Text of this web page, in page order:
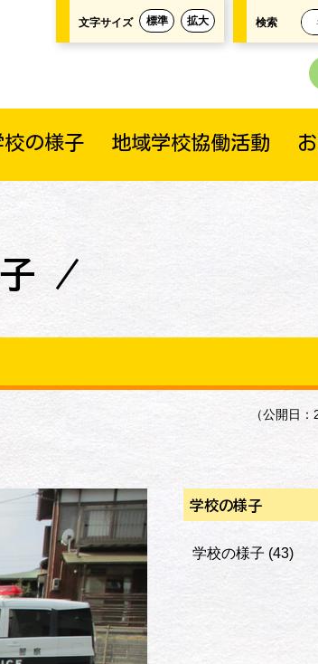
文字サイズ 標準 拡大 検索
校の様子 地域学校協働活動
（公開日
学校の様子
学校の様子 (43)